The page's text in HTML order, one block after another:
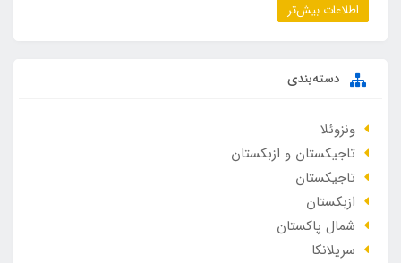
اطلاعات بیش‌تر
دسته‌بندی
ونزوئلا
تاجیکستان و ازبکستان
تاجیکستان
ازبکستان
شمال پاکستان
سریلانکا